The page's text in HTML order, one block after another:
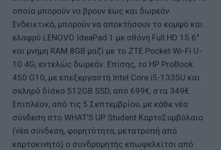
οποία μπορούν να βρουν έως και δωρεάν.
Ενδεικτικά, μπορούν να αποκτήσουν το κομψό και
ελαφρύ LENOVO IdeaPad 1 με οθόνη Full HD 15.6''
και μνήμη RAM 8GB μαζί με το ZTE Pocket Wi-Fi U-
10 4G, εντελώς δωρεάν. Επίσης, το HP ProBook
450 G10, με επεξεργαστή Intel Core i5-1335U και
σκληρό δίσκο 512GB SSD, από 699€, στα 349€.
Επιπλέον, από τις 5 Σεπτεμβρίου, με κάθε νέα
σύνδεση στο WHAT'S UP Student ΚαρτοΣυμβόλαιο
(νέα σύνδεση, φορητότητα, μετατροπή από
καρτοκινητό) ο συνδρομητής επωφελείται από